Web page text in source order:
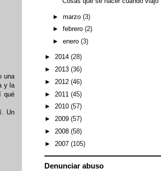
una
y la
qué
Un
► marzo (3)
► febrero (2)
► enero (3)
► 2014 (28)
► 2013 (36)
► 2012 (46)
► 2011 (45)
► 2010 (57)
► 2009 (57)
► 2008 (58)
► 2007 (105)
Denunciar abuso